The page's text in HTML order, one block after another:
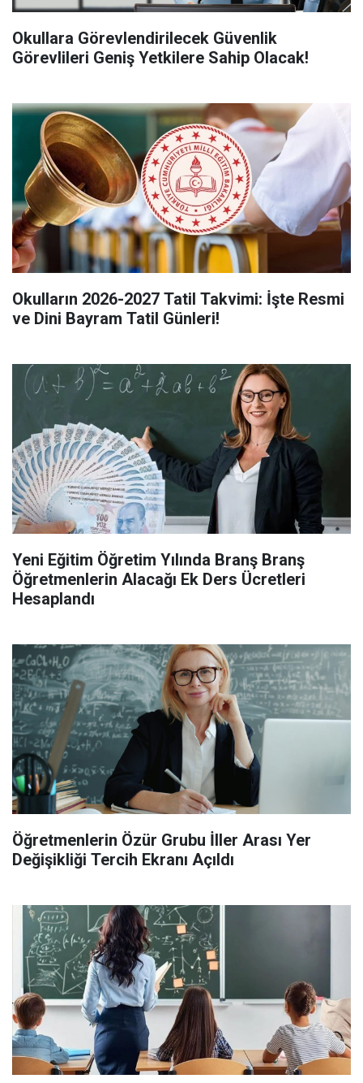
Okullara Görevlendirilecek Güvenlik
Görevlileri Geniş Yetkilere Sahip Olacak!
Okulların 2026-2027 Tatil Takvimi: İşte Resmi
ve Dini Bayram Tatil Günleri!
Yeni Eğitim Öğretim Yılında Branş Branş
Öğretmenlerin Alacağı Ek Ders Ücretleri
Hesaplandı
Öğretmenlerin Özür Grubu İller Arası Yer
Değişikliği Tercih Ekranı Açıldı